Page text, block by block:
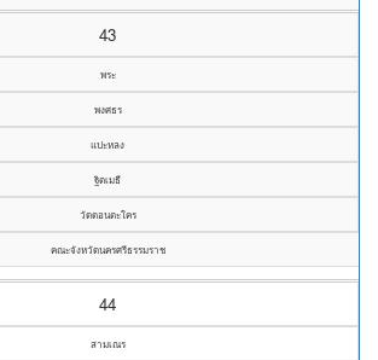
43
พระ
พงศธร
แปะหลง
ฐิตเมธี
วัดดอนตะใคร
คณะจังหวัดนครศรีธรรมราช
44
สามเณร